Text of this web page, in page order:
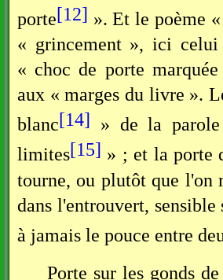
porte[12] ». Et le poème
« grincement », ici
« choc de porte
aux « marges du livre ».
blanc[14] » de la
limites[15] » ; et la porte
tourne, ou plutôt que l'on
dans l'entrouvert,
à jamais le pouce entre
Porte sur les gonds